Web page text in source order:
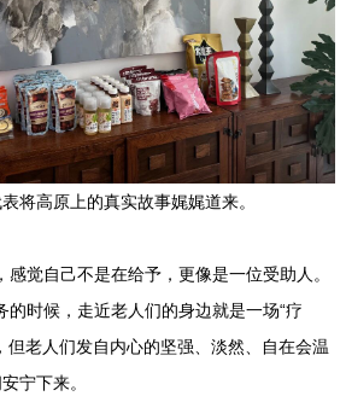
高原上的真实故事娓娓道来。
觉自己不是在给予，更像是一位受助人。
时候，走近老人们的身边就是一场“疗
但老人们发自内心的坚强、淡然、自在会温
宁下来。